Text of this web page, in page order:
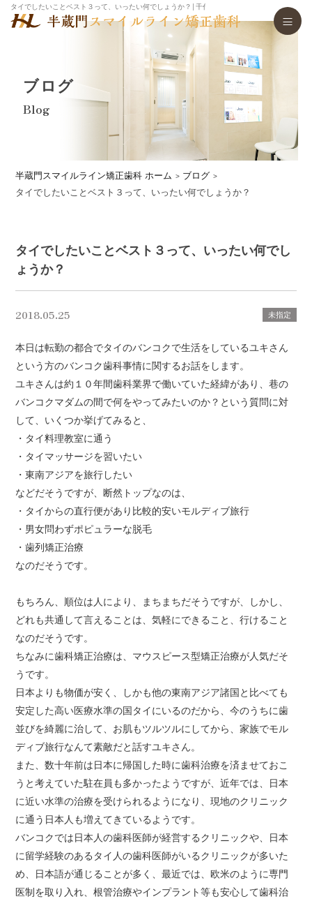
タイでしたいことベスト３って、いったい何でしょうか？│千代田区で舌側矯正・マウスピー
ブログ
Blog
半蔵門スマイルライン矯正歯科 ホーム
ブログ
タイでしたいことベスト３って、いったい何でしょうか？
タイでしたいことベスト３って、いったい何でし
ょうか？
2018.05.25 未指定
本日は転勤の都合でタイのバンコクで生活をしているユキさん
という方のバンコク歯科事情に関するお話をします。
ユキさんは約１０年間歯科業界で働いていた経緯があり、巷の
バンコクマダムの間で何をやってみたいのか？という質問に対
して、いくつか挙げてみると、
・タイ料理教室に通う
・タイマッサージを習いたい
・東南アジアを旅行したい
などだそうですが、 断然トップなのは、
・タイからの直行便があり比較的安いモルディブ旅行
・男女問わずポピュラーな脱毛
・歯列矯正治療
なのだそうです。
もちろん、順位は人により、まちまちだそうですが、しかし、
どれも共通して言えることは、気軽にできること、行けること
なのだそうです。
ちなみに歯科矯正治療は、マウスピース型矯正治療が人気だそ
うです。
日本よりも物価が安く、しかも他の東南アジア諸国と比べても
安定した高い医療水準の国タイにいるのだから、今のうちに歯
並びを綺麗に治して、お肌もツルツルにしてから、家族でモル
ディブ旅行なんて素敵だと話すユキさん。
また、数十年前は日本に帰国した時に歯科治療を済ませておこ
うと考えていた駐在員も多かったようですが、近年では、日本
に近い水準の治療を受けられるようになり、現地のクリニック
に通う日本人も増えてきているようです。
バンコクでは日本人の歯科医師が経営するクリニックや、日本
に留学経験のあるタイ人の歯科医師がいるクリニックが多いた
め、日本語が通じることが多く、最近では、欧米のように専門
医制を取り入れ、根管治療やインプラント等も安心して歯科治